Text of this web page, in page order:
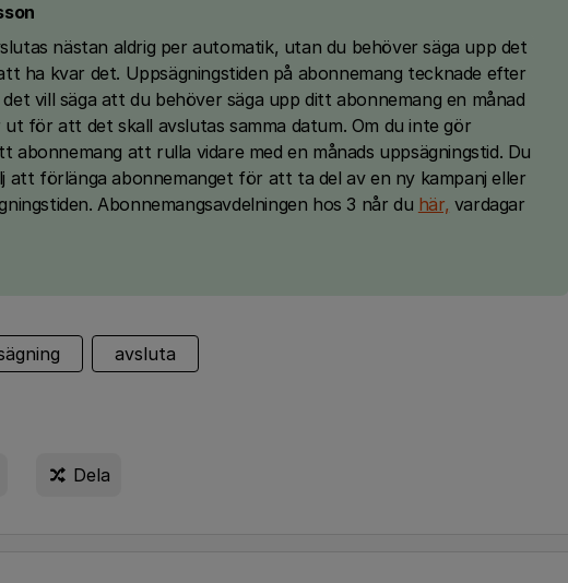
nästan aldrig per automatik, utan du behöver säga upp det
ha kvar det. Uppsägningstiden på abonnemang tecknade efter
det vill säga att du behöver säga upp ditt abonnemang en månad
ut för att det skall avslutas samma datum. Om du inte gör
abonnemang att rulla vidare med en månads uppsägningstid. Du
att förlänga abonnemanget för att ta del av en ny kampanj eller
Abonnemangsavdelningen hos 3 når du här, vardagar
avsluta
Dela